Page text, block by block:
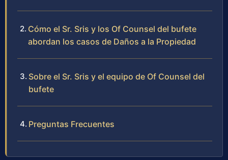
Cómo el Sr. Sris y los Of Counsel del bufete
abordan los casos de Daños a la Propiedad
Sobre el Sr. Sris y el equipo de Of Counsel del
bufete
Preguntas Frecuentes